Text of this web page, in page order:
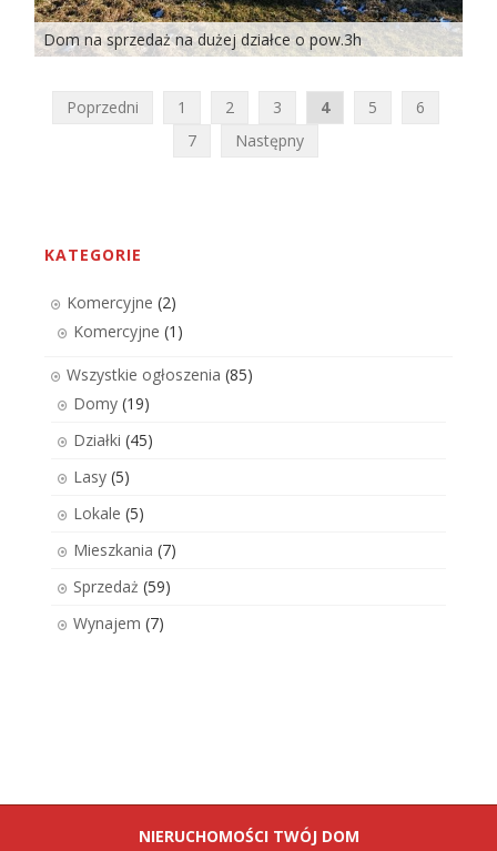
Dom na sprzedaż na dużej działce o pow.3h
Nawigacja
Poprzedni 1 2 3 4 5
6
7
Następny
KATEGORIE
Komercyjne (2)
Komercyjne (1)
Wszystkie ogłoszenia (85)
Domy (19)
Działki (45)
Lasy (5)
Lokale (5)
Mieszkania (7)
Sprzedaż (59)
Wynajem (7)
NIERUCHOMOŚCI TWÓJ DOM